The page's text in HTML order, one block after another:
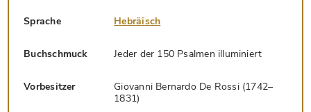
Sprache Hebräisch
Buchschmuck Jeder der 150 Psalmen illuminiert
Vorbesitzer
Giovanni Bernardo De Rossi (1742–
1831)